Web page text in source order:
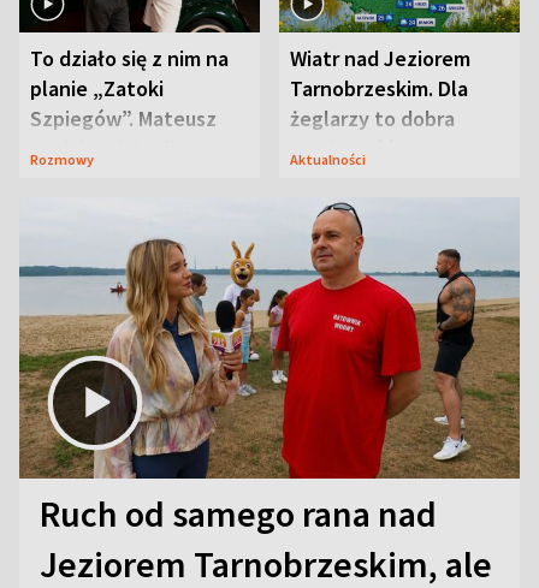
To działo się z nim na
planie „Zatoki
Szpiegów”. Mateusz
Janicki odsłonił
Rozmowy
Wiatr nad Jeziorem
Tarnobrzeskim. Dla
żeglarzy to dobra
wiadomość
Aktualności
Ruch od samego rana nad
Jeziorem Tarnobrzeskim, ale